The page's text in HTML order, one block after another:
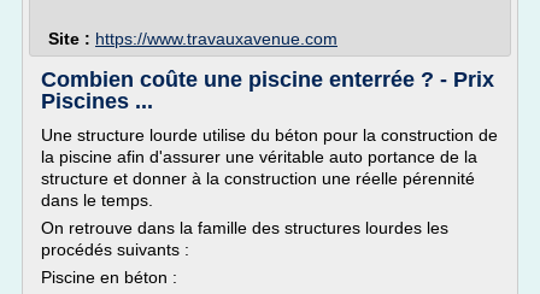
Site : https://www.travauxavenue.com
Combien coûte une piscine enterrée ? - Prix
Piscines ...
Une structure lourde utilise du béton pour la construction de
la piscine afin d'assurer une véritable auto portance de la
structure et donner à la construction une réelle pérennité
dans le temps.
On retrouve dans la famille des structures lourdes les
procédés suivants :
Piscine en béton :